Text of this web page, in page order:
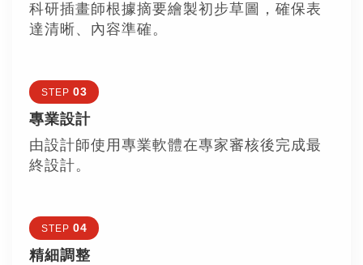
科研插畫師根據摘要繪製初步草圖，確保表
達清晰、內容準確。
STEP 03
專業設計
由設計師使用專業軟體在專家審核後完成最
終設計。
STEP 04
精細調整